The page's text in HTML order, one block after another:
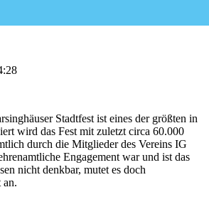
Stadtfest ist eines der größten in
wird das Fest mit zuletzt circa 60.000
durch die Mitglieder des Vereins IG
Engagement war und ist das
nicht denkbar, mutet es doch
an.